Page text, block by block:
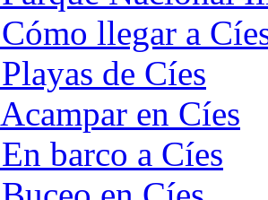
Cómo llegar a
Playas de Cíes
Acampar en Cíes
En barco a Cíes